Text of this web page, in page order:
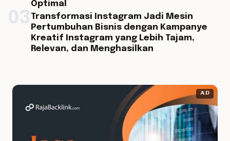
Optimal
Transformasi Instagram Jadi Mesin
Pertumbuhan Bisnis dengan Kampanye
Kreatif Instagram yang Lebih Tajam,
Relevan, dan Menghasilkan
AD